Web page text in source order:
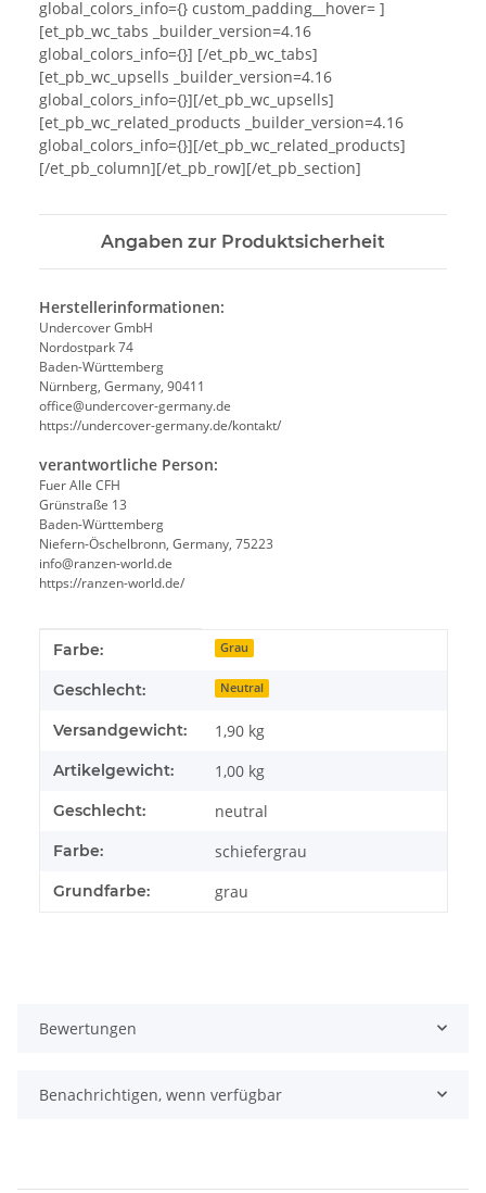
global_colors_info={} custom_padding__hover= ]
[et_pb_wc_tabs _builder_version=4.16
global_colors_info={}] [/et_pb_wc_tabs]
[et_pb_wc_upsells _builder_version=4.16
global_colors_info={}][/et_pb_wc_upsells]
[et_pb_wc_related_products _builder_version=4.16
global_colors_info={}][/et_pb_wc_related_products]
[/et_pb_column][/et_pb_row][/et_pb_section]
Angaben zur Produktsicherheit
Herstellerinformationen:
Undercover GmbH
Nordostpark 74
Baden-Württemberg
Nürnberg, Germany, 90411
office@undercover-germany.de
https://undercover-germany.de/kontakt/
verantwortliche Person:
Fuer Alle CFH
Grünstraße 13
Baden-Württemberg
Niefern-Öschelbronn, Germany, 75223
info@ranzen-world.de
https://ranzen-world.de/
Produkteigenschaft
Wert
Farbe: Grau
Geschlecht: Neutral
Versandgewicht: 1,90 kg
Artikelgewicht: 1,00 kg
Geschlecht: neutral
Farbe: schiefergrau
Grundfarbe: grau
Bewertungen
Benachrichtigen, wenn verfügbar